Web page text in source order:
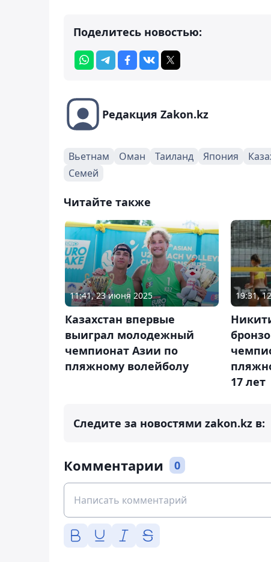
Поделитесь новостью:
Редакция Zakon.kz
Вьетнам Оман Таиланд Япония
Семей
Читайте также
11:41, 23 июня 2025
Казахстан впервые
выиграл молодежный
чемпионат Азии по
пляжному волейболу
19:31,
17 лет
Следите за новостями zakon.kz в:
Комментарии 0